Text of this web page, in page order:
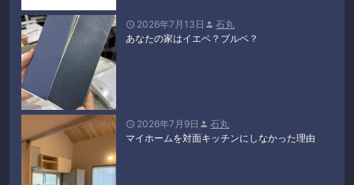
 2026年7月13日  石丸
あなたの家はイエベ？ブルベ？
 2026年7月9日  石丸
マイホームを対面キッチンにしなかった理由